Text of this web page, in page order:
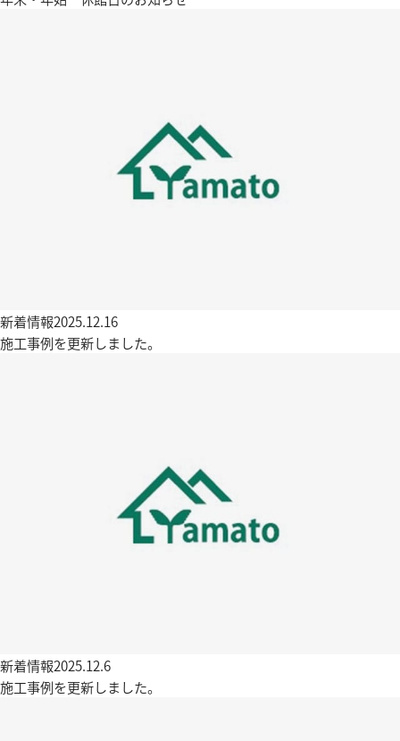
新着情報2025.12.16
施工事例を更新しました。
新着情報2025.12.6
施工事例を更新しました。